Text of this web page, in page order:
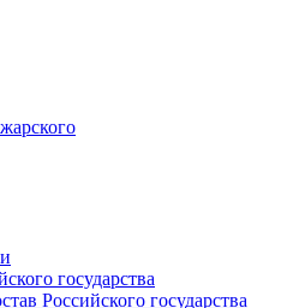
государства
Российского государства